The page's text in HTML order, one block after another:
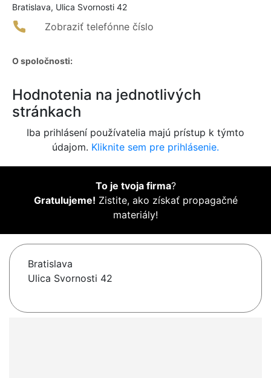
Bratislava, Ulica Svornosti 42
Zobraziť telefónne číslo
O spoločnosti:
Hodnotenia na jednotlivých
stránkach
Iba prihlásení používatelia majú prístup k týmto
údajom. Kliknite sem pre prihlásenie.
To je tvoja firma?
Gratulujeme! Zistite, ako získať propagačné
materiály!
Bratislava
Ulica Svornosti 42